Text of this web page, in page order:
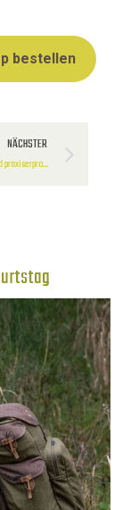
bestellen
NÄCHSTER
Kompakt und praxiserprobt: Der Jagdrucksack „Capreolus“